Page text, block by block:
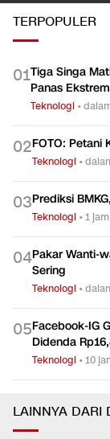
TERPOPULER
01Tiga Singa
Panas Ekstrem
Teknologi •
02FOTO: Petani
Teknologi •
03Prediksi
Teknologi •1
04Pakar Wanti-
Sering
Teknologi •
05Facebook-IG
Didenda
Teknologi •10
LAINNYA DARI